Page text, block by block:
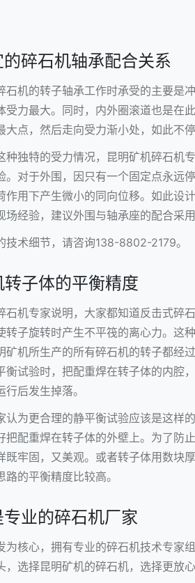
碎石机轴承配合关系
石机的转子轴承工作时承受的主要是
受力最大。同时，内外圈滚道也是在
点，然后走向受力渐小处，如此不停
种独特的受力情况，昆明矿机碎石机
。对于外围，因只有一个固定点永远
作用下产生微小的同向位移。如此设
场经验，建议外围与轴承座的配合采
技术细节，请咨询138-8802-2179。
子体的平衡精度
石机专家说明，大家都知道反击式碎
转子旋转时产生不平筏的离心力。这
矿机所生产的所有碎石机的转子都经
衡试验时，把配重焊在转子体的内腔
后发生掉落。
认为更合理的静平衡试验应该是这样
把配重焊在转子体的外壁上。为了防
既牢固，又美观。或者转子体用数块
的平衡精度比较高。
业的碎石机厂家
为核心，拥有专业的碎石机技术专家
，选择昆明矿机的碎石机，选择更放